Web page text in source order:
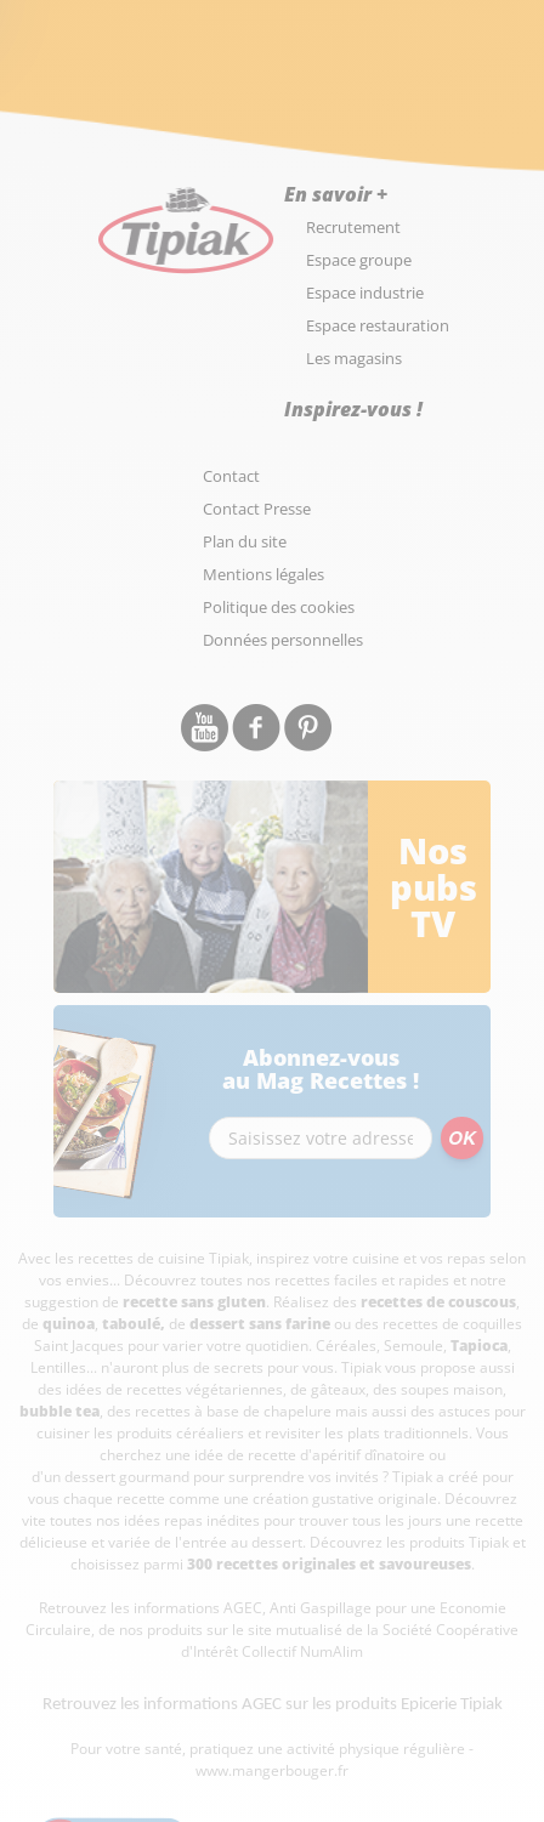
En savoir +
Recrutement
Espace groupe
Espace industrie
Espace restauration
Les magasins
Inspirez-vous !
Contact
Contact Presse
Plan du site
Mentions légales
Politique des cookies
Données personnelles
Nos
pubs
TV
Abonnez-vous
au Mag Recettes !
Avec les recettes de cuisine Tipiak, inspirez votre cuisine et vos repas selon
vos envies... Découvrez toutes nos recettes faciles et rapides et notre
suggestion de recette sans gluten. Réalisez des recettes de couscous,
de quinoa, taboulé, de dessert sans farine ou des recettes de coquilles
Saint Jacques pour varier votre quotidien. Céréales, Semoule, Tapioca,
Lentilles... n'auront plus de secrets pour vous. Tipiak vous propose aussi
des idées de recettes végétariennes, de gâteaux, des soupes maison,
bubble tea, des recettes à base de chapelure mais aussi des astuces pour
cuisiner les produits céréaliers et revisiter les plats traditionnels. Vous
cherchez une idée de recette d'apéritif dînatoire ou
d'un dessert gourmand pour surprendre vos invités ? Tipiak a créé pour
vous chaque recette comme une création gustative originale. Découvrez
vite toutes nos idées repas inédites pour trouver tous les jours une recette
délicieuse et variée de l'entrée au dessert. Découvrez les produits Tipiak et
choisissez parmi 300 recettes originales et savoureuses.
Retrouvez les informations AGEC, Anti Gaspillage pour une Economie
Circulaire, de nos produits sur le site mutualisé de la Société Coopérative
d'Intérêt Collectif NumAlim
Retrouvez les informations AGEC sur les produits Epicerie Tipiak
Pour votre santé, pratiquez une activité physique régulière -
www.mangerbouger.fr